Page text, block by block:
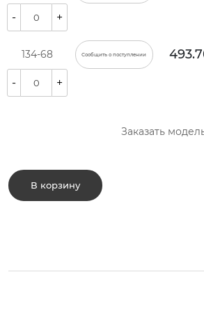
- +
134-68 Сообщить о поступлении
- +
Заказать
В корзину